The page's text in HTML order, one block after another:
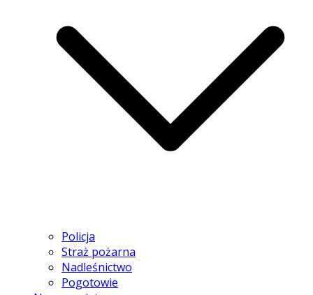
Policja
Straż pożarna
Nadleśnictwo
Pogotowie